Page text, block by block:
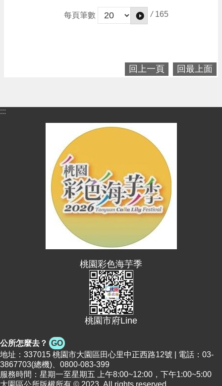
每頁筆數 / 165
回上一頁 回最上面
:::
桃園彩色海芋季
桃園市府Line
公所怎麼去？ GO
地址：337015 桃園市大園區田心里中正西路12號 | 電話：03-
3867703(總機)、0800-083-399
服務時間：星期一至星期五 上午8:00~12:00，下午1:00~5:00
大園區公所版權所有 © 2023. All rights reserved.